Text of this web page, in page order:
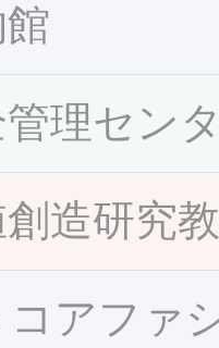
理セン
造研究
コアファ